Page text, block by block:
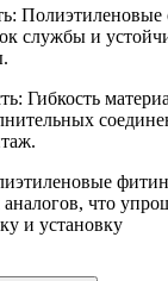
службы и
Гибкость
что
и установку